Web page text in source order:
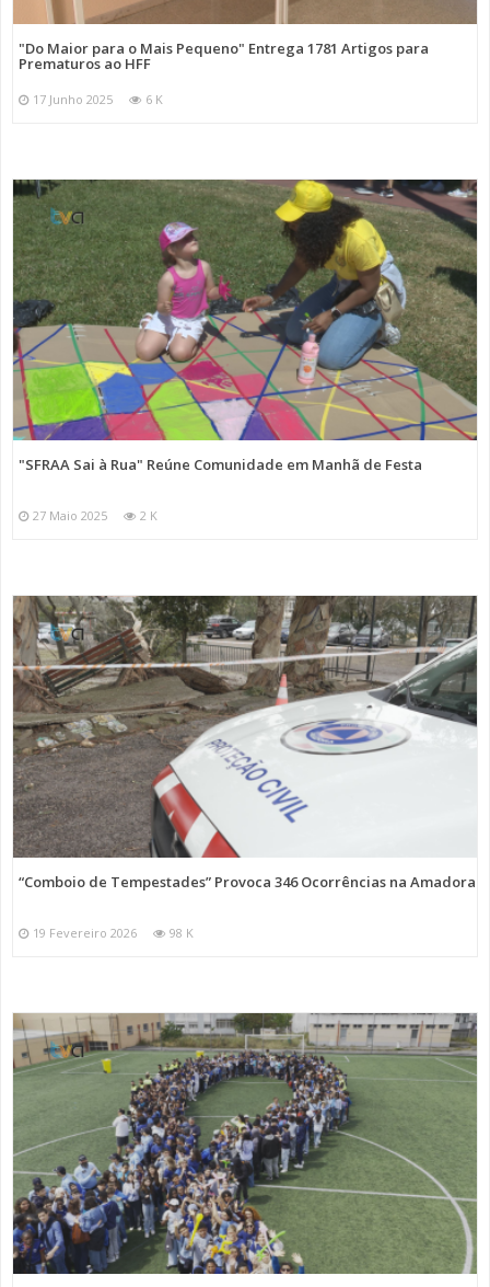
"Do Maior para o Mais Pequeno" Entrega 1781 Artigos para
Prematuros ao HFF
17 Junho 2025 6 K
"SFRAA Sai à Rua" Reúne Comunidade em Manhã de Festa
27 Maio 2025 2 K
“Comboio de Tempestades” Provoca 346 Ocorrências na Amadora
19 Fevereiro 2026 98 K